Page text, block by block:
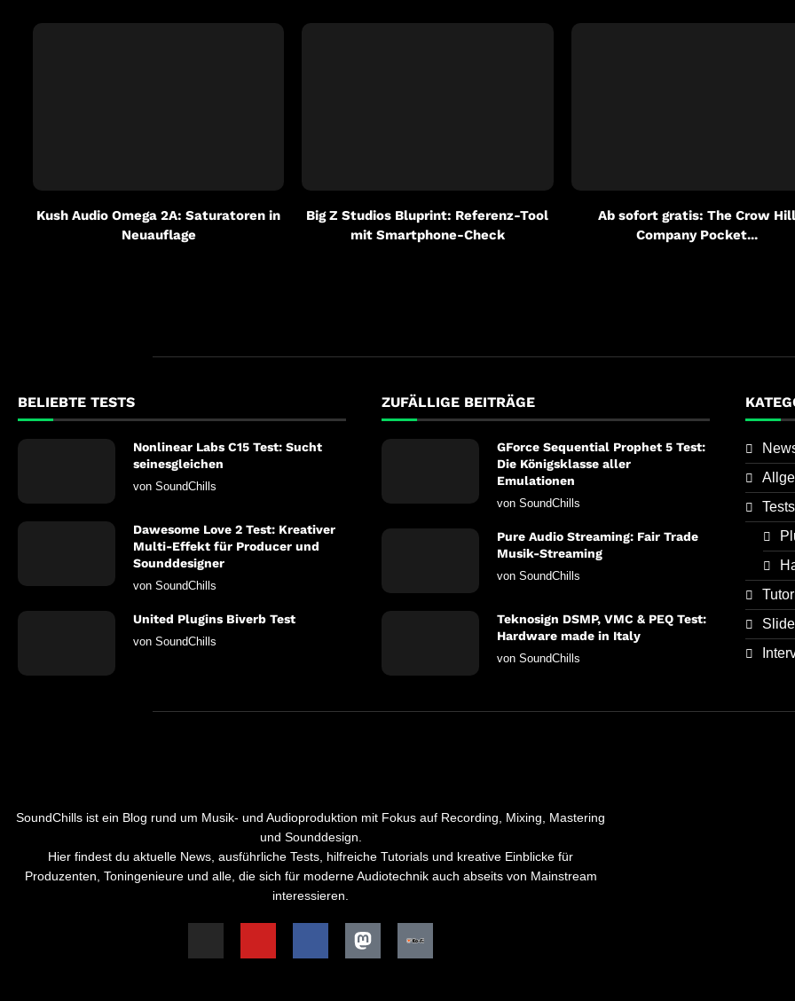
Kush Audio Omega 2A: Saturatoren in
Neuauflage
Big Z Studios Bluprint: Referenz-Tool
mit Smartphone-Check
Ab sofort gratis: The Crow Hill
Company Pocket...
BELIEBTE TESTS
Nonlinear Labs C15 Test: Sucht
seinesgleichen
von SoundChills
Dawesome Love 2 Test: Kreativer
Multi-Effekt für Producer und
Sounddesigner
von SoundChills
United Plugins Biverb Test
von SoundChills
ZUFÄLLIGE BEITRÄGE
GForce Sequential Prophet 5 Test:
Die Königsklasse aller
Emulationen
von SoundChills
Pure Audio Streaming: Fair Trade
Musik-Streaming
von SoundChills
Teknosign DSMP, VMC & PEQ Test:
Hardware made in Italy
von SoundChills
Tests
SoundChills ist ein Blog rund um Musik- und Audioproduktion mit Fokus auf Recording, Mixing, Mastering
und Sounddesign.
Hier findest du aktuelle News, ausführliche Tests, hilfreiche Tutorials und kreative Einblicke für
Produzenten, Toningenieure und alle, die sich für moderne Audiotechnik auch abseits von Mainstream
interessieren.